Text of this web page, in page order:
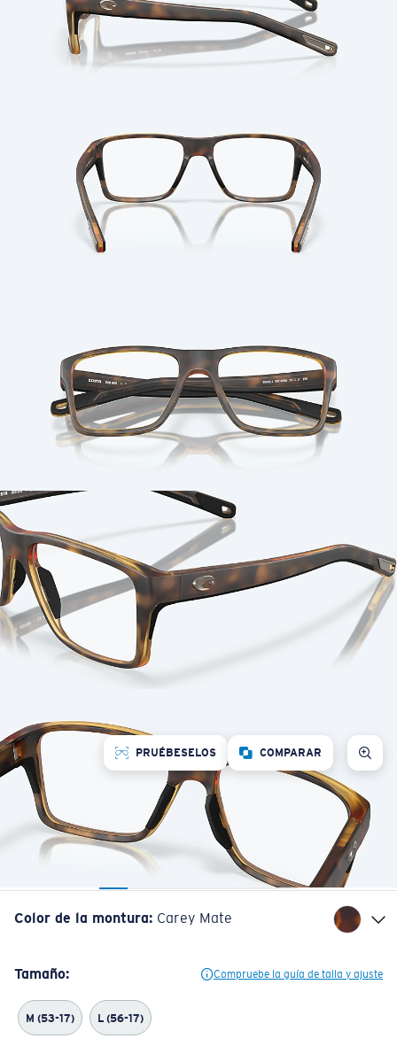
PRUÉBESELOS COMPARAR
Color de la montura: Carey Mate
Tamaño: Compruebe la guía de talla y ajuste
M (53-17) L (56-17)